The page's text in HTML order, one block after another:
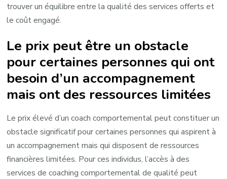
trouver un équilibre entre la qualité des services offerts et
le coût engagé.
Le prix peut être un obstacle
pour certaines personnes qui ont
besoin d’un accompagnement
mais ont des ressources limitées
Le prix élevé d’un coach comportemental peut constituer un
obstacle significatif pour certaines personnes qui aspirent à
un accompagnement mais qui disposent de ressources
financières limitées. Pour ces individus, l’accès à des
services de coaching comportemental de qualité peut